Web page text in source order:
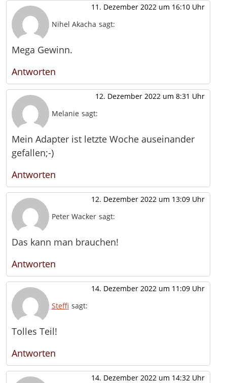
Nihel Akacha sagt:
11. Dezember 2022 um 16:10 Uhr
Mega Gewinn.
Antworten
Melanie sagt:
12. Dezember 2022 um 8:31 Uhr
Mein Adapter ist letzte Woche auseinander
gefallen;-)
Antworten
Peter Wacker sagt:
12. Dezember 2022 um 13:09 Uhr
Das kann man brauchen!
Antworten
Steffi sagt:
14. Dezember 2022 um 11:09 Uhr
Tolles Teil!
Antworten
14. Dezember 2022 um 14:32 Uhr